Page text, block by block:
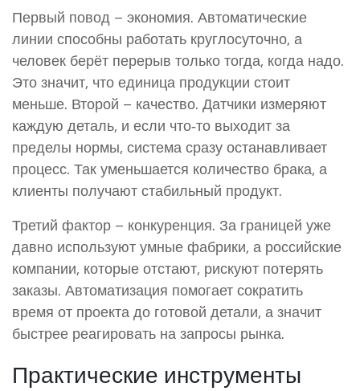
Первый повод – экономия. Автоматические
линии способны работать круглосуточно, а
человек берёт перерыв только тогда, когда надо.
Это значит, что единица продукции стоит
меньше. Второй – качество. Датчики измеряют
каждую деталь, и если что‑то выходит за
пределы нормы, система сразу останавливает
процесс. Так уменьшается количество брака, а
клиенты получают стабильный продукт.
Третий фактор – конкуренция. За границей уже
давно используют умные фабрики, а российские
компании, которые отстают, рискуют потерять
заказы. Автоматизация помогает сократить
время от проекта до готовой детали, а значит
быстрее реагировать на запросы рынка.
Практические инструменты